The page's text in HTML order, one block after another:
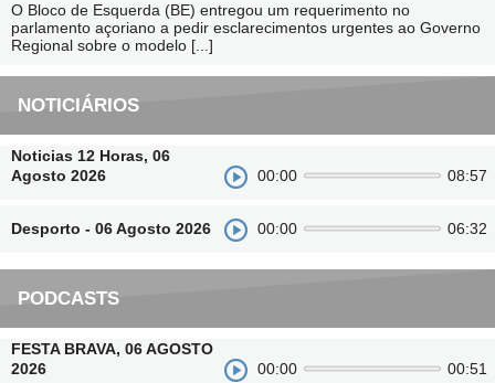
O Bloco de Esquerda (BE) entregou um requerimento no
parlamento açoriano a pedir esclarecimentos urgentes ao Governo
Regional sobre o modelo [...]
NOTICIÁRIOS
Noticias 12 Horas, 06
Agosto 2026
00:00 08:57
Desporto - 06 Agosto 2026 00:00 06:32
PODCASTS
FESTA BRAVA, 06 AGOSTO
2026
00:00 00:51